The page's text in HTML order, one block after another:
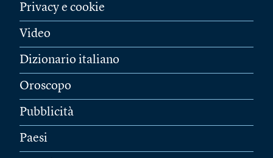
Privacy e cookie
Video
Dizionario italiano
Oroscopo
Pubblicità
Paesi